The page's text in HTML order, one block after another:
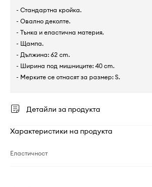
- Стандартна кройка.
- Овално деколте.
- Тънка и еластична материя.
- Щампа.
- Дължина: 62 cm.
- Ширина под мишниците: 40 cm.
- Мерките се отнасят за размер: S.
Детайли за продукта
Характеристики на продукта
Еластичност